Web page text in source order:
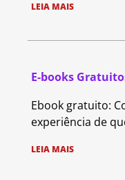
LEIA MAIS
E-books
Ebook gratuito:
experiência de
LEIA MAIS